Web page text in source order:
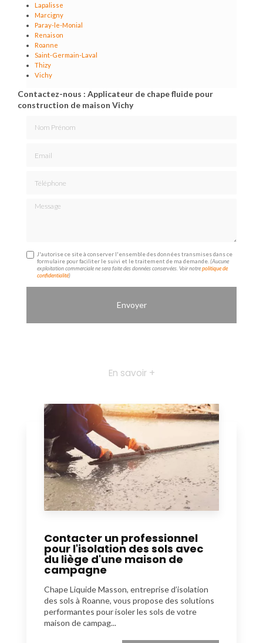
Lapalisse
Marcigny
Paray-le-Monial
Renaison
Roanne
Saint-Germain-Laval
Thizy
Vichy
Contactez-nous : Applicateur de chape fluide pour
construction de maison Vichy
Message
J'autorise ce site à conserver l'ensemble des données transmises dans ce
formulaire pour faciliter le suivi et le traitement de ma demande.(Aucune
exploitation commerciale ne sera faite des données conservées. Voir notrepolitique de
confidentialité)
En savoir +
Contacter un professionnel
pour l'isolation des sols avec
du liège d'une maison de
campagne
Chape Liquide Masson, entreprise d’isolation
des sols à Roanne, vous propose des solutions
performantes pour isoler les sols de votre
maison de campag...